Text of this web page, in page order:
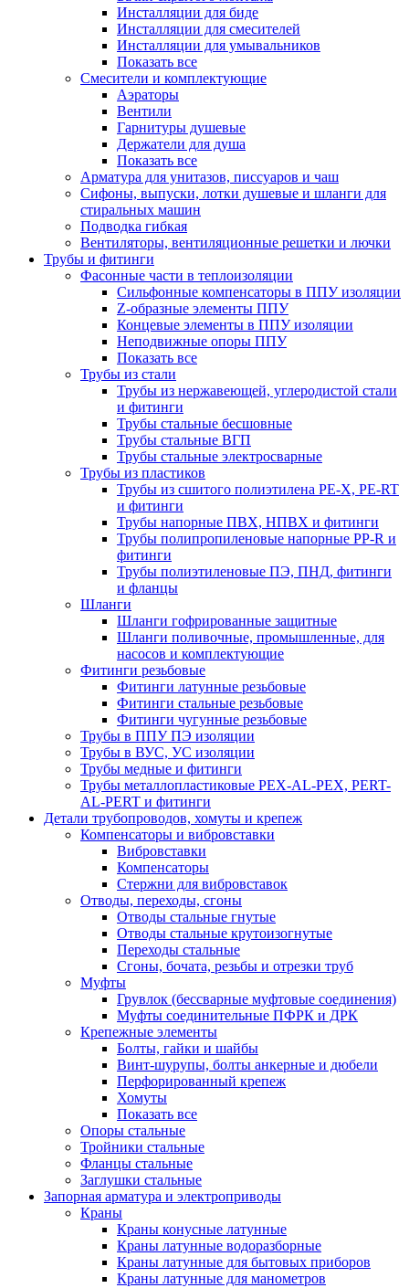
Инсталляции для биде
Инсталляции для смесителей
Инсталляции для умывальников
Показать все
Смесители и комплектующие
Аэраторы
Вентили
Гарнитуры душевые
Держатели для душа
Показать все
Арматура для унитазов, писсуаров и чаш
Сифоны, выпуски, лотки душевые и шланги для
стиральных машин
Подводка гибкая
Вентиляторы, вентиляционные решетки и лючки
Трубы и фитинги
Фасонные части в теплоизоляции
Cильфонные компенсаторы в ППУ изоляции
Z-образные элементы ППУ
Концевые элементы в ППУ изоляции
Неподвижные опоры ППУ
Показать все
Трубы из стали
Трубы из нержавеющей, углеродистой стали
и фитинги
Трубы стальные бесшовные
Трубы стальные ВГП
Трубы стальные электросварные
Трубы из пластиков
Трубы из сшитого полиэтилена PE-X, PE-RT
и фитинги
Трубы напорные ПВХ, НПВХ и фитинги
Трубы полипропиленовые напорные PP-R и
фитинги
Трубы полиэтиленовые ПЭ, ПНД, фитинги
и фланцы
Шланги
Шланги гофрированные защитные
Шланги поливочные, промышленные, для
насосов и комплектующие
Фитинги резьбовые
Фитинги латунные резьбовые
Фитинги стальные резьбовые
Фитинги чугунные резьбовые
Трубы в ППУ ПЭ изоляции
Трубы в ВУС, УС изоляции
Трубы медные и фитинги
Трубы металлопластиковые PEX-AL-PEX, PERT-
AL-PERT и фитинги
Детали трубопроводов, хомуты и крепеж
Компенсаторы и вибровставки
Вибровставки
Компенсаторы
Стержни для вибровставок
Отводы, переходы, сгоны
Отводы стальные гнутые
Отводы стальные крутоизогнутые
Переходы стальные
Сгоны, бочата, резьбы и отрезки труб
Муфты
Грувлок (бессварные муфтовые соединения)
Муфты соединительные ПФРК и ДРК
Крепежные элементы
Болты, гайки и шайбы
Винт-шурупы, болты анкерные и дюбели
Перфорированный крепеж
Хомуты
Показать все
Опоры стальные
Тройники стальные
Фланцы стальные
Заглушки стальные
Запорная арматура и электроприводы
Краны
Краны конусные латунные
Краны латунные водоразборные
Краны латунные для бытовых приборов
Краны латунные для манометров